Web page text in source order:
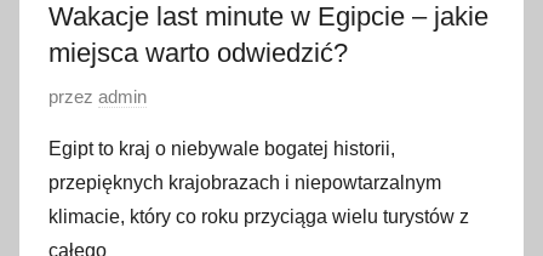
n
i
a
2
0
2
Wakacje last minute w Egipcie – jakie
miejsca warto odwiedzić?
O
u
b
l
przez admin
Egipt to kraj o niebywale bogatej historii,
przepięknych krajobrazach i niepowtarzalnym
klimacie, który co roku przyciąga wielu turystów z
całego